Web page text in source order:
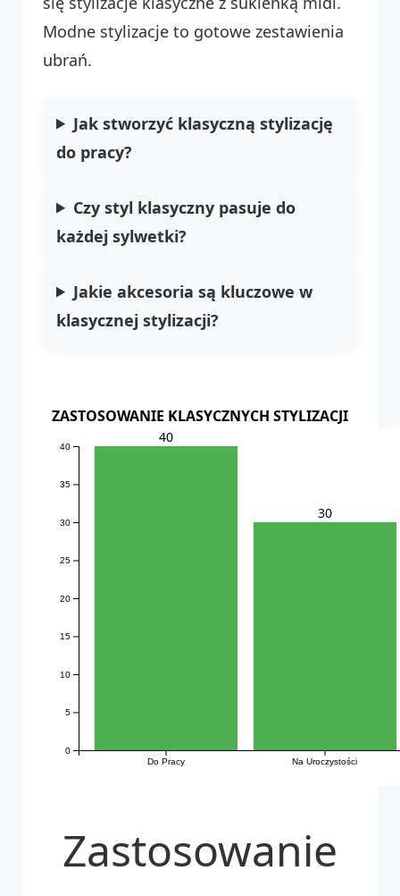
Modne stylizacje to gotowe zestawienia
ubrań.
Jak stworzyć klasyczną stylizację
do pracy?
Czy styl klasyczny pasuje do
każdej sylwetki?
Jakie akcesoria są kluczowe w
klasycznej stylizacji?
ZASTOSOWANIE KLASYCZNYCH STYLIZACJI
Do Pracy Na Uroczystości
0
5
10
15
20
25
30
35
40
40
30
Zastosowanie